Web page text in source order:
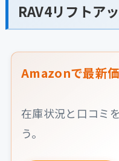
RAV4リフトア
Amazonで最新
在庫状況と口コミ
う。